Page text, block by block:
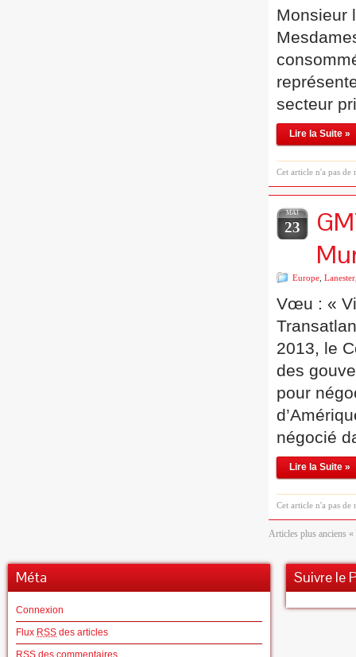
Monsieur
secteur
Lire la Suite »
Cet article n'a pas de
MAI
23
Europe Lanester
Vœu : «
2013, le
des
pour
négocié
Lire la Suite »
Cet article n'a pas de
Articles plus anciens «
Méta
Connexion
Flux RSS des articles
RSS des commentaires
Suivre le